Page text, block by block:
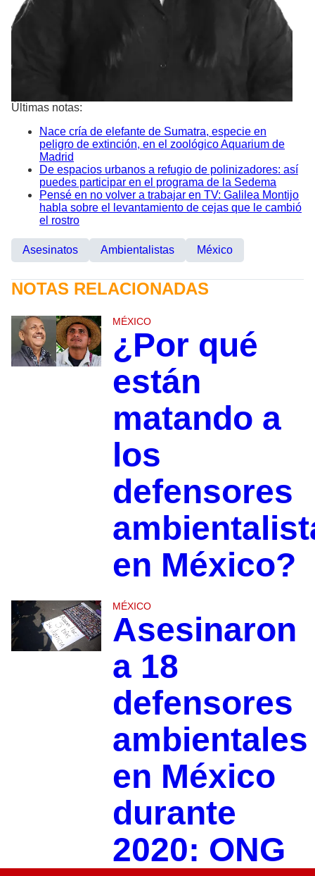
Últimas notas:
Nace cría de elefante de Sumatra, especie en
peligro de extinción, en el zoológico Aquarium de
Madrid
De espacios urbanos a refugio de polinizadores: así
puedes participar en el programa de la Sedema
Pensé en no volver a trabajar en TV: Galilea Montijo
habla sobre el levantamiento de cejas que le cambió
el rostro
Asesinatos Ambientalistas México
NOTAS RELACIONADAS
MÉXICO
¿Por qué
están
matando a
los
defensores
en México?
MÉXICO
Asesinaron
a 18
defensores
ambientales
en México
durante
2020: ONG